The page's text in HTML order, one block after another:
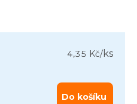
4,35 Kč/ks
Do košíku